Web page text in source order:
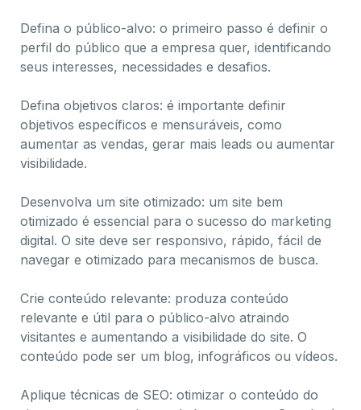
Defina o público-alvo: o primeiro passo é definir o
perfil do público que a empresa quer, identificando
seus interesses, necessidades e desafios.
Defina objetivos claros: é importante definir
objetivos específicos e mensuráveis, como
aumentar as vendas, gerar mais leads ou aumentar
visibilidade.
Desenvolva um site otimizado: um site bem
otimizado é essencial para o sucesso do marketing
digital. O site deve ser responsivo, rápido, fácil de
navegar e otimizado para mecanismos de busca.
Crie conteúdo relevante: produza conteúdo
relevante e útil para o público-alvo atraindo
visitantes e aumentando a visibilidade do site. O
conteúdo pode ser um blog, infográficos ou vídeos.
Aplique técnicas de SEO: otimizar o conteúdo do